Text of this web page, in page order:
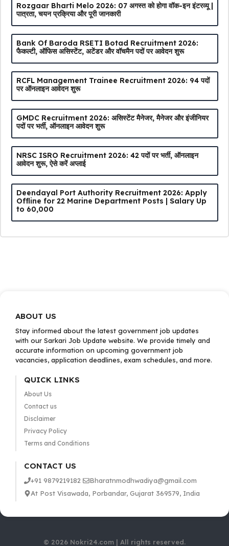
Rozgaar Bharti Melo 2026: 07 अगस्त को होगा वॉक-इन इंटरव्यू |
पात्रता, चयन प्रक्रिया और पूरी जानकारी
Bank Of Baroda RSETI Botad Recruitment 2026:
फैकल्टी, ऑफिस असिस्टेंट, अटेंडर और वॉचमैन पदों पर आवेदन शुरू
RCFL Management Trainee Recruitment 2026: 94 पदों
पर ऑनलाइन आवेदन शुरू
GMDC Recruitment 2026: असिस्टेंट मैनेजर, मैनेजर और इंजीनियर
पदों पर भर्ती, ऑनलाइन आवेदन शुरू
NRSC ISRO Recruitment 2026: 42 पदों पर भर्ती, ऑनलाइन
आवेदन शुरू, ऐसे करें अप्लाई
Deendayal Port Authority Recruitment 2026: Apply
Offline for 22 Marine Department Posts | Salary Up
to ₹60,000
ABOUT US
Stay informed about the latest government job updates
with our Sarkari Job Update website. We provide timely and
accurate information on upcoming government job
vacancies, application deadlines, exam schedules, and more.
QUICK LINKS
About Us
Contact us
Disclaimer
Privacy Policy
Terms and Conditions
CONTACT US
+91 9879219182
Bharatnmodhwadiya@gmail.com
At Post Visawada, Porbandar, Gujarat 369579, India
© 2026 Nokri24.com | All rights reserved.